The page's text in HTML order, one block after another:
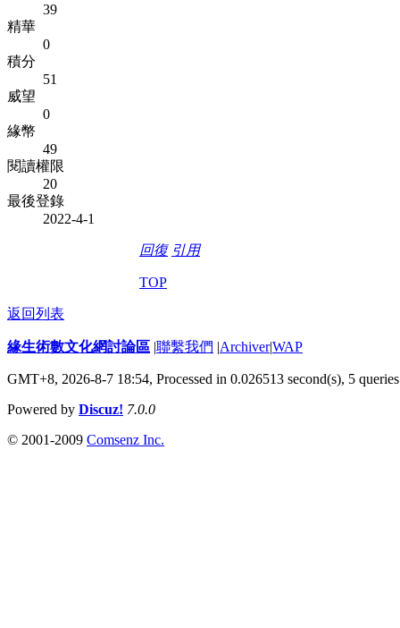
39
精華
0
積分
51
威望
0
緣幣
49
閱讀權限
20
最後登錄
2022-4-1
回復 引用
TOP
返回列表
緣生術數文化網討論區 |聯繫我們 |Archiver|WAP
GMT+8, 2026-8-7 18:54, Processed in 0.026513 second(s), 5 queries
Powered by Discuz! 7.0.0
© 2001-2009 Comsenz Inc.